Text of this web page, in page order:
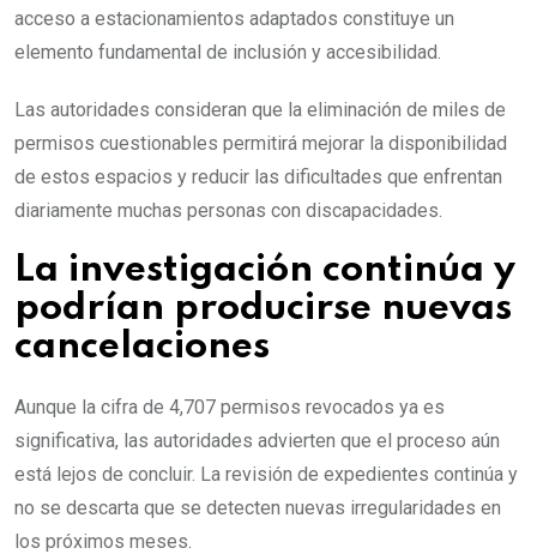
acceso a estacionamientos adaptados constituye un
elemento fundamental de inclusión y accesibilidad.
Las autoridades consideran que la eliminación de miles de
permisos cuestionables permitirá mejorar la disponibilidad
de estos espacios y reducir las dificultades que enfrentan
diariamente muchas personas con discapacidades.
La investigación continúa y
podrían producirse nuevas
cancelaciones
Aunque la cifra de 4,707 permisos revocados ya es
significativa, las autoridades advierten que el proceso aún
está lejos de concluir. La revisión de expedientes continúa y
no se descarta que se detecten nuevas irregularidades en
los próximos meses.